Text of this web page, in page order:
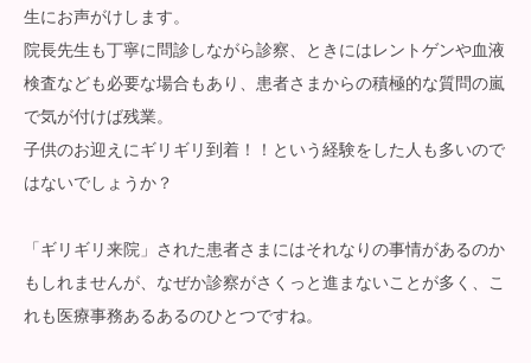
生にお声がけします。
院長先生も丁寧に問診しながら診察、ときにはレントゲンや血液
検査なども必要な場合もあり、患者さまからの積極的な質問の嵐
で気が付けば残業。
子供のお迎えにギリギリ到着！！という経験をした人も多いので
はないでしょうか？
「ギリギリ来院」された患者さまにはそれなりの事情があるのか
もしれませんが、なぜか診察がさくっと進まないことが多く、こ
れも医療事務あるあるのひとつですね。